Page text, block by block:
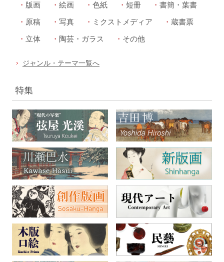
版画 絵画 色紙 短冊
書簡・葉書
原稿
写真 ミクストメディア
蔵書票
立体
陶芸・ガラス その他
ジャンル・テーマ一覧へ
特集